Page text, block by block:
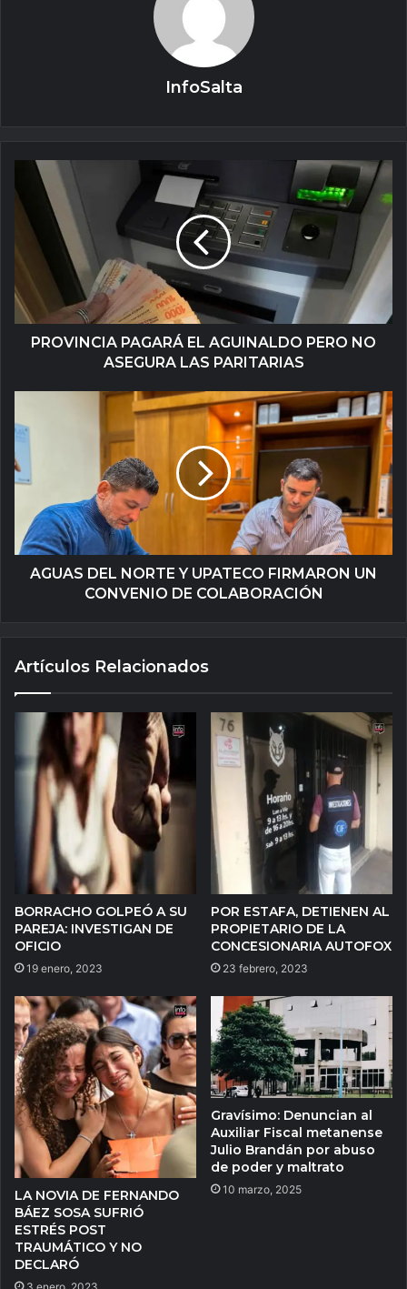
InfoSalta
PROVINCIA PAGARÁ EL AGUINALDO PERO NO
ASEGURA LAS PARITARIAS
AGUAS DEL NORTE Y UPATECO FIRMARON UN
CONVENIO DE COLABORACIÓN
Artículos Relacionados
BORRACHO GOLPEÓ A SU
PAREJA: INVESTIGAN DE
OFICIO
19 enero, 2023
POR ESTAFA, DETIENEN AL
PROPIETARIO DE LA
CONCESIONARIA AUTOFOX
23 febrero, 2023
LA NOVIA DE FERNANDO
BÁEZ SOSA SUFRIÓ
ESTRÉS POST
TRAUMÁTICO Y NO
DECLARÓ
3 enero, 2023
Gravísimo: Denuncian al
Auxiliar Fiscal metanense
Julio Brandán por abuso
de poder y maltrato
10 marzo, 2025